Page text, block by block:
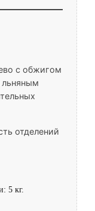
с обжигом
отделений
5 кг.